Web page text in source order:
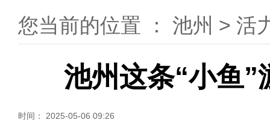
您当前的位置 ： 池州 > 活
池州这条“小鱼”
时间： 2025-05-06 09:26